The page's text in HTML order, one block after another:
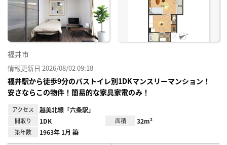
福井市
情報更新日 2026/08/02 09:18
福井駅から徒歩9分のバストイレ別1DKマンスリーマンション！
安さならこの物件！簡易的な家具家電のみ！
アクセス 越美北線「六条駅」
間取り 1DK 面積 32m²
築年数 1963年 1月 築